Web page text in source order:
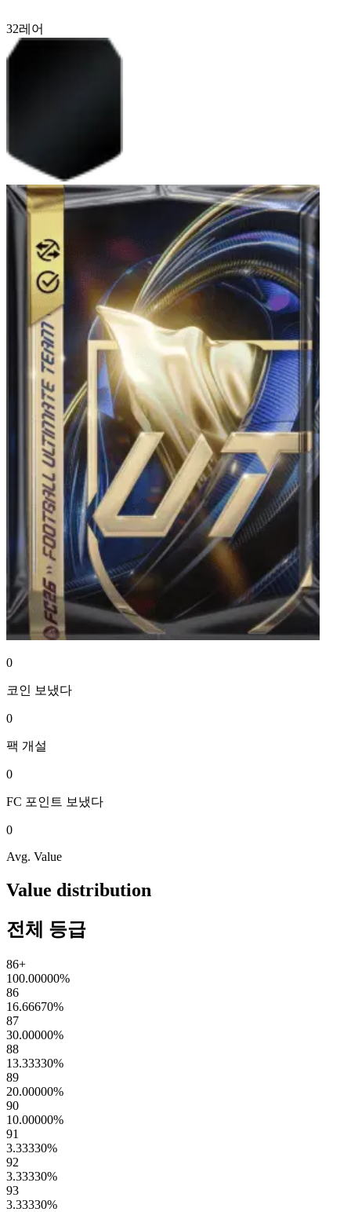
32레어
0
코인 보냈다
0
팩 개설
0
FC 포인트 보냈다
0
Avg. Value
Value distribution
전체 등급
86+
100.00000%
86
16.66670%
87
30.00000%
88
13.33330%
89
20.00000%
90
10.00000%
91
3.33330%
92
3.33330%
93
3.33330%